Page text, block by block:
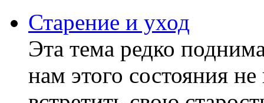
Старение и уход
Эта тема редко
нам этого состояния